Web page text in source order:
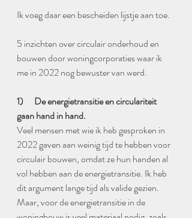
Ik voeg daar een bescheiden lijstje aan toe.
5 inzichten over circulair onderhoud en
bouwen door woningcorporaties waar ik
me in 2022 nog bewuster van werd.
1)      De energietransitie en circulariteit
gaan hand in hand.
Veel mensen met wie ik heb gesproken in
2022 gaven aan weinig tijd te hebben voor
circulair bouwen, omdat ze hun handen al
vol hebben aan de energietransitie. Ik heb
dit argument lange tijd als valide gezien.
Maar, voor de energietransitie in de